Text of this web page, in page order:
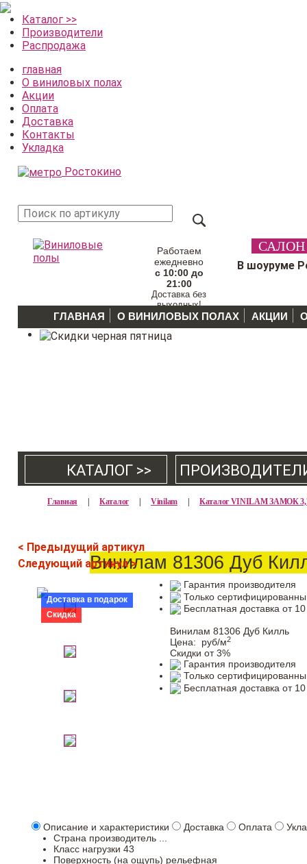
Каталог >>
Производители
Распродажа
главная
О виниловых полах
Акции
Оплата
Доставка
Контакты
Укладка
Ростокино
товара
Работаем
ежедневно
с 10:00 до
21:00
Доставка без
выходных!
В шоуруме
ГЛАВНАЯ О ВИНИЛОВЫХ ПОЛАХ АКЦИИ
КАТАЛОГ >>
Главная Каталог Vinilam Каталог VINILAM ЗАМОК
< Предыдущий артикул
Следующий артикул >Винилам 81306 Дуб
Доставка в подарок
Скидка
Гарантия производителя
Только
Бесплатная доставка от
Винилам 81306 Дуб Килль
Цена:
руб/м2
Скидки от 3%
Гарантия производителя
Только
Бесплатная доставка от
Описание и характеристики Доставка Оплата
Страна производитель ...
Класс нагрузки 43
Поверхность (на ощупь) рельефная